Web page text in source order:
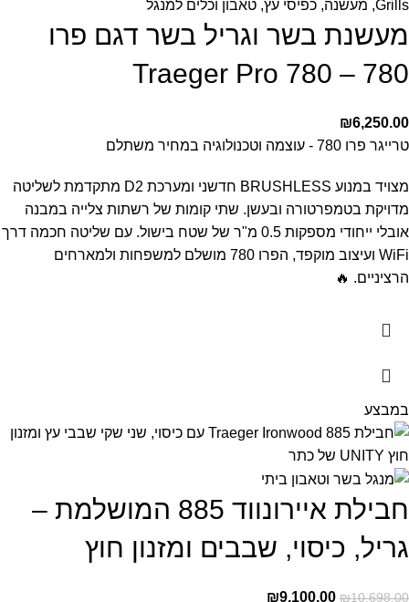
מעשנת בשר וגריל בשר דגם פרו
780 – Traeger Pro 780
₪6,250.00
טרייגר פרו 780 - עוצמה וטכנולוגיה במחיר משתלם
מצויד במנוע BRUSHLESS חדשני ומערכת D2 מתקדמת לשליטה
מדויקת בטמפרטורה ובעשן. שתי קומות של רשתות צלייה במבנה
אובלי ייחודי מספקות 0.5 מ"ר של שטח בישול. עם שליטה חכמה דרך
WiFi ועיצוב מוקפד, הפרו 780 מושלם למשפחות ולמארחים
הרציניים. 🔥
במבצע
חבילת איירונווד 885 המושלמת –
גריל, כיסוי, שבבים ומזנון חוץ
₪10,698.00
₪9,100.00